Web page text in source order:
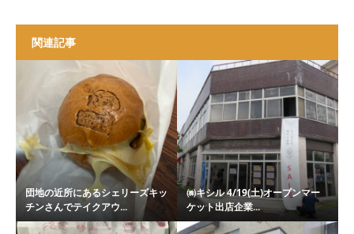
関連記事
団地の近所にあるシェリーズキッ
チンさんでテイクアウ...
㈱キシル 4/19(土)オープンマー
ケット出店企業...